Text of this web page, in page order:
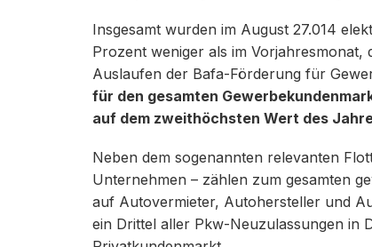
Insgesamt wurden im August 27.014
Prozent weniger als im Vorjahresmonat,
Auslaufen der Bafa-Förderung für
für den gesamten
auf dem zweithöchsten Wert des
Neben dem sogenannten relevanten
Unternehmen – zählen zum gesamten
auf Autovermieter, Autohersteller und
ein Drittel aller Pkw-Neuzulassungen in